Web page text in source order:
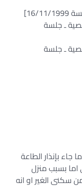
أحوال شخصية ـ جلسة
أحوال شخصية ـ جلسة
جاء بإنذار الطاعة
اما بسبب منزل
سكنى الغير او انه